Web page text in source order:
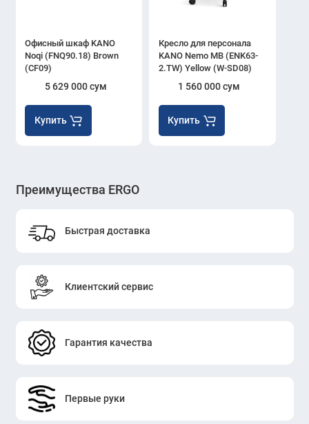
Офисный шкаф KANO
Noqi (FNQ90.18) Brown
(CF09)
5 629 000 сум
Купить
Кресло для персонала
KANO Nemo MB (ENK63-
2.TW) Yellow (W-SD08)
1 560 000 сум
Купить
Преимущества ERGO
Быстрая доставка
Клиентский сервис
Гарантия качества
Первые руки